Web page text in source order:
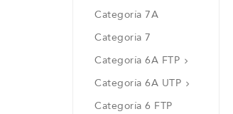
Categoría 7A
Categoria 7
Categoría 6A FTP 
Categoría 6A UTP 
Categoría 6 FTP